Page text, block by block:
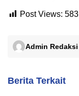
Post Views: 583
Admin Redaksi
Berita Terkait